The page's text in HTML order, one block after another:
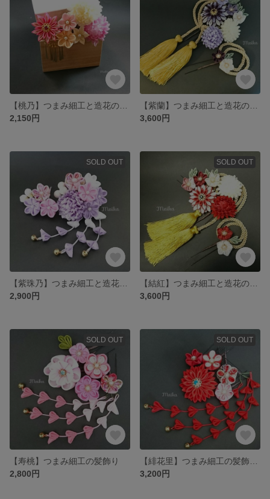
2,150円
3,600円
SOLD OUT
2,900円
SOLD OUT
3,600円
SOLD OUT
【寿桃】つまみ細工の髪飾り
2,800円
SOLD OUT
3,200円